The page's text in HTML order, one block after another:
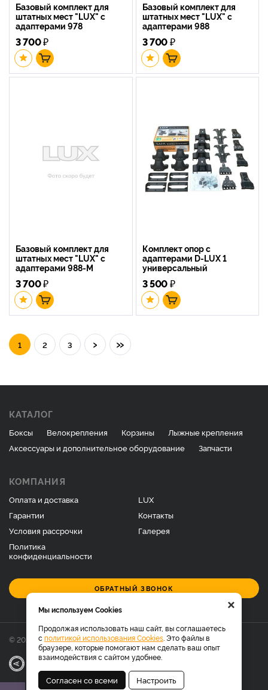
Базовый комплект для
штатных мест "LUX" с
адаптерами 978
3 700₽
Базовый комплект для
штатных мест "LUX" с
адаптерами 988
3 700₽
Базовый комплект для
штатных мест "LUX" с
адаптерами 988-M
3 700₽
Комплект опор с
адаптерами D-LUX 1
универсальный
3 500₽
1 2 3 › »
КАТАЛОГ
Боксы Велокрепления Корзины
Лыжные крепления
Аксессуары и дополнительное оборудование
Запчасти
КОМПАНИЯ
Оплата и доставка
Гарантии
Условия рассрочки
Политика
конфиденциальности
LUX
Контакты
Галерея
ОБРАТНЫЙ ЗВОНОК
© 2026 Фирменный магазин багажников LUX.
Разработка|
×
Мы используем Cookies
Продолжая использовать наш сайт, вы соглашаетесь
с политикой использования Cookies . Это файлы в
браузере, которые помогают нам сделать ваш опыт
взаимодействия с сайтом удобнее.
Согласен со всеми Настроить